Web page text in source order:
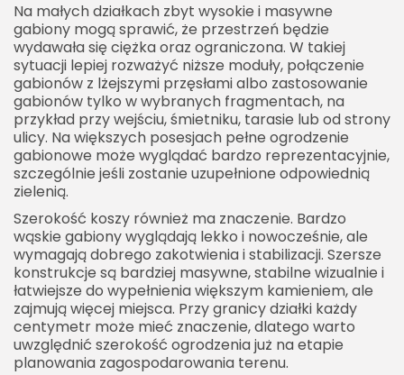
Na małych działkach zbyt wysokie i masywne
gabiony mogą sprawić, że przestrzeń będzie
wydawała się ciężka oraz ograniczona. W takiej
sytuacji lepiej rozważyć niższe moduły, połączenie
gabionów z lżejszymi przęsłami albo zastosowanie
gabionów tylko w wybranych fragmentach, na
przykład przy wejściu, śmietniku, tarasie lub od strony
ulicy. Na większych posesjach pełne ogrodzenie
gabionowe może wyglądać bardzo reprezentacyjnie,
szczególnie jeśli zostanie uzupełnione odpowiednią
zielenią.
Szerokość koszy również ma znaczenie. Bardzo
wąskie gabiony wyglądają lekko i nowocześnie, ale
wymagają dobrego zakotwienia i stabilizacji. Szersze
konstrukcje są bardziej masywne, stabilne wizualnie i
łatwiejsze do wypełnienia większym kamieniem, ale
zajmują więcej miejsca. Przy granicy działki każdy
centymetr może mieć znaczenie, dlatego warto
uwzględnić szerokość ogrodzenia już na etapie
planowania zagospodarowania terenu.